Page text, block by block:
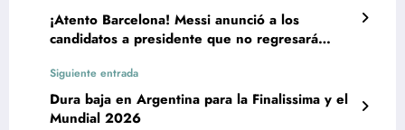
¡Atento Barcelona! Messi anunció a los
candidatos a presidente que no regresará
Siguiente entrada
Dura baja en Argentina para la Finalissima y el
Mundial 2026